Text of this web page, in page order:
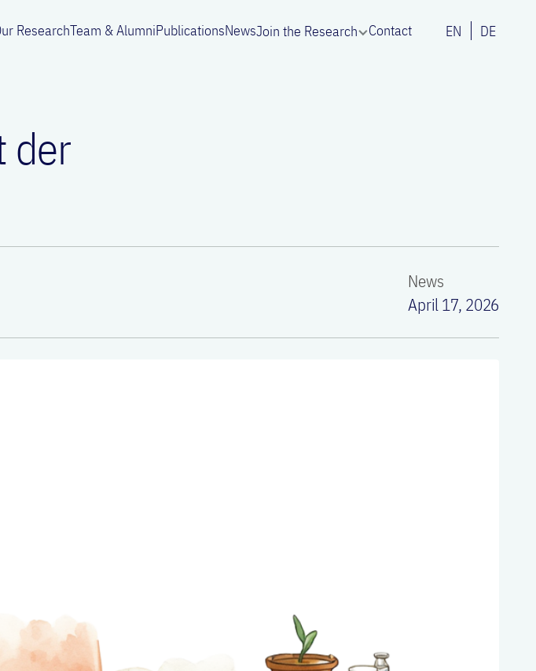
ResearchTeam & AlumniPublicationsNewsJoin the Research Contact EN DE
der
News
April 17, 2026